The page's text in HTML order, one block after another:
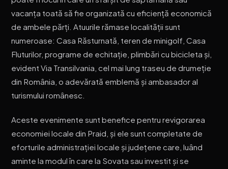
vacanța toată să fie organizată cu eficiență economică
de ambele părți. Atuurile rămase localității sunt
numeroase: Casa Răsturnată, teren de minigolf, Casa
Fluturilor, programe de echitație, plimbări cu bicicleta și,
evident Via Transilvania, cel mai lung traseu de drumeție
din România, o adevărată emblemă și ambasador al
turismului românesc.
Aceste evenimente sunt benefice pentru revigorarea
economiei locale din Praid, și ele sunt completate de
eforturile administrației locale și județene care, luând
aminte la modul în care la Sovata sau investit și se